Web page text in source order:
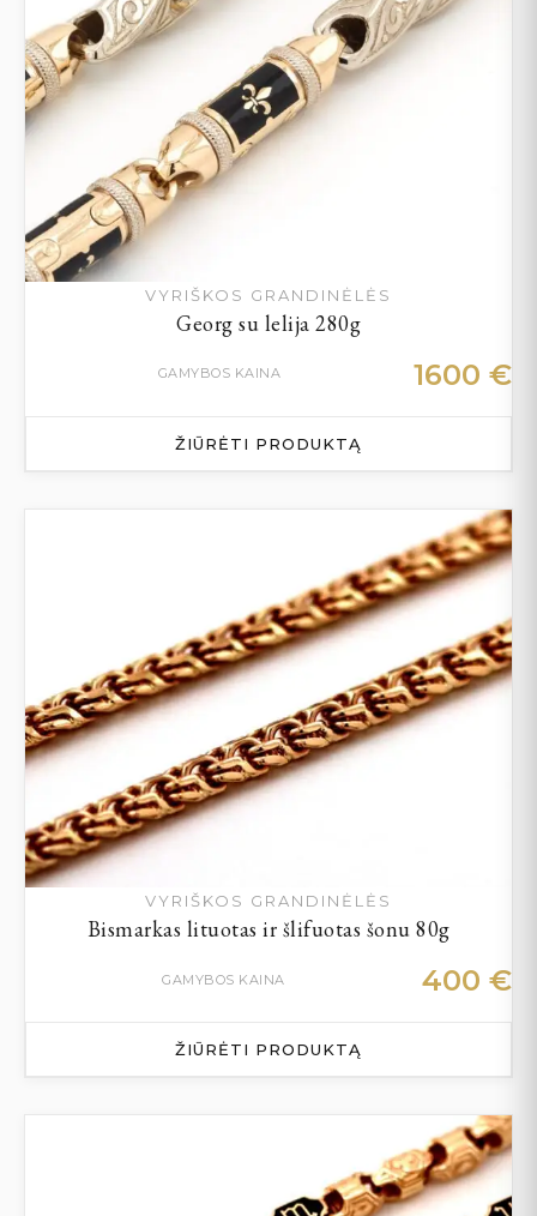
VYRIŠKOS GRANDINĖLĖS
Georg su lelija 280g
GAMYBOS KAINA 1600 €
ŽIŪRĖTI PRODUKTĄ
VYRIŠKOS GRANDINĖLĖS
Bismarkas lituotas ir šlifuotas šonu 80g
GAMYBOS KAINA 400 €
ŽIŪRĖTI PRODUKTĄ